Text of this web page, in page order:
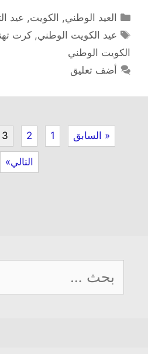
التصنيفات
العيد الوطني, الكويت, عيد
الوسوم
عيد الكويت الوطني,كرت
الكويت الوطني
أضف تعليق
« السابق 1
2
3
التالي»
عن: